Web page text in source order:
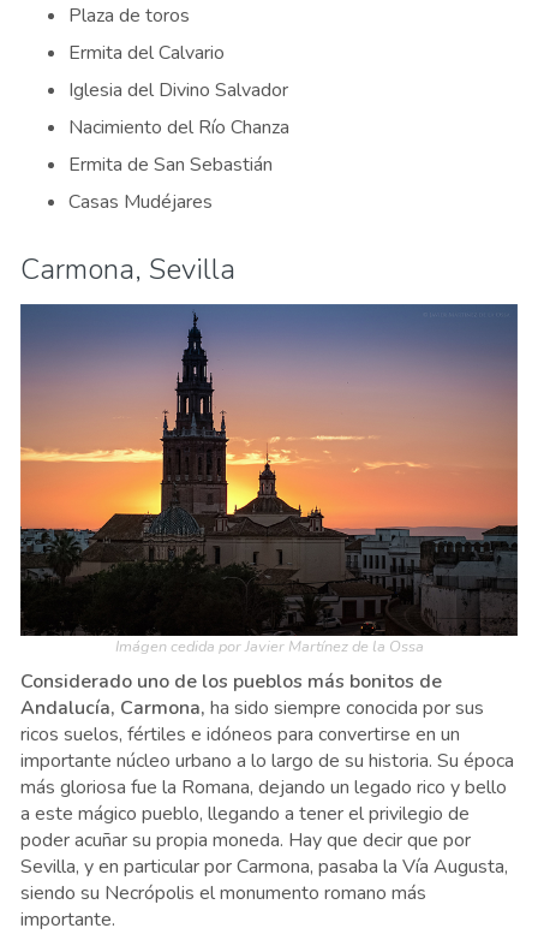
Plaza de toros
Ermita del Calvario
Iglesia del Divino Salvador
Nacimiento del Río Chanza
Ermita de San Sebastián
Casas Mudéjares
Carmona, Sevilla
Imágen cedida por Javier Martínez de la Ossa
Considerado uno de los pueblos más bonitos de
Andalucía, Carmona, ha sido siempre conocida por sus
ricos suelos, fértiles e idóneos para convertirse en un
importante núcleo urbano a lo largo de su historia. Su época
más gloriosa fue la Romana, dejando un legado rico y bello
a este mágico pueblo, llegando a tener el privilegio de
poder acuñar su propia moneda. Hay que decir que por
Sevilla, y en particular por Carmona, pasaba la Vía Augusta,
siendo su Necrópolis el monumento romano más
importante.